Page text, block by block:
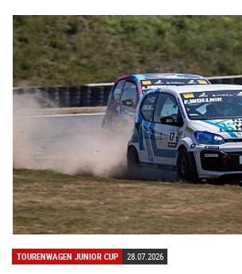
TOURENWAGEN JUNIOR CUP 28.07.2026